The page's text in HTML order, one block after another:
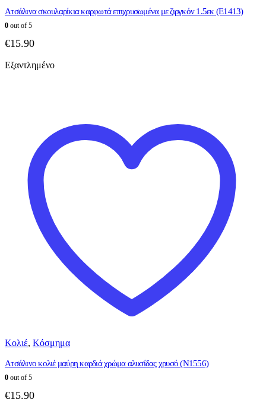
Ατσάλινα σκουλαρίκια καρφωτά επιχρυσωμένα με ζιργκόν 1.5εκ (E1413)
0 out of 5
€15.90
Εξαντλημένο
Κολιέ, Κόσμημα
Ατσάλινο κολιέ μαύρη καρδιά χρώμα αλυσίδας χρυσό (N1556)
0 out of 5
€15.90